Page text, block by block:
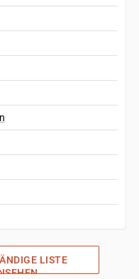
LISTE